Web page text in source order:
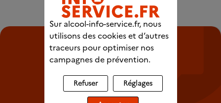
Sur alcool-info-service.fr, nous
utilisons des cookies et d’autres
traceurs pour optimiser nos
campagnes de prévention.
Refuser Réglages